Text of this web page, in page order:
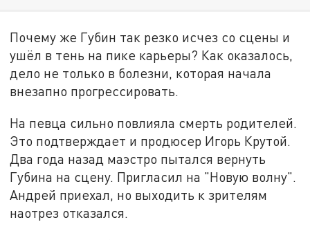
Почему же Губин так резко исчез со сцены и
ушёл в тень на пике карьеры? Как оказалось,
дело не только в болезни, которая начала
внезапно прогрессировать.
На певца сильно повлияла смерть родителей.
Это подтверждает и продюсер Игорь Крутой.
Два года назад маэстро пытался вернуть
Губина на сцену. Пригласил на "Новую волну".
Андрей приехал, но выходить к зрителям
наотрез отказался.